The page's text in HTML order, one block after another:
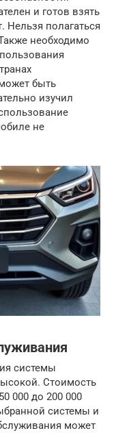
и готов взять
полагаться
необходимо
быть
изучил
не
системы
Стоимость
000 до 200 000
системы и
может